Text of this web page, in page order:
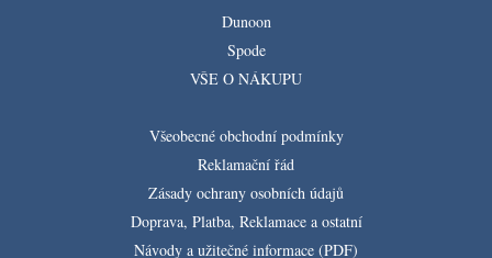
Dunoon
Spode
VŠE O NÁKUPU
Všeobecné obchodní podmínky
Reklamační řád
Zásady ochrany osobních údajů
Doprava, Platba, Reklamace a ostatní
Návody a užitečné informace (PDF)